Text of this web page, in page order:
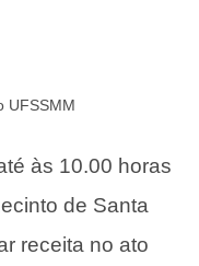
UFSSMM
às 10.00 horas
de Santa
receita no ato